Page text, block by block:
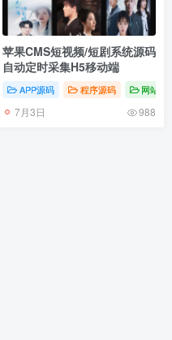
苹果CMS短视频/短剧系统源码
自动定时采集H5移动端
APP源码 程序源码 网站/
7月3日 988